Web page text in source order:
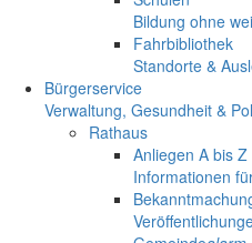
Bildung ohne
Fahrbibliothek
Standorte &
Bürgerservice
Verwaltung, Gesundheit &
Rathaus
Anliegen A bis Z
Informationen